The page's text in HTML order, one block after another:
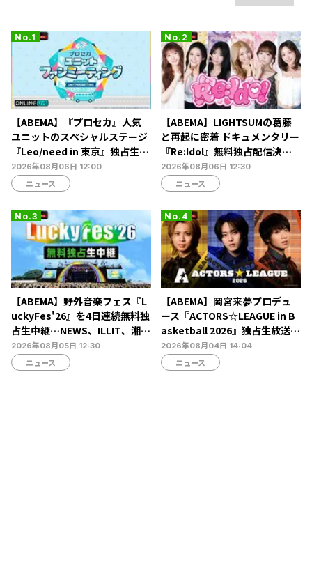
【ABEMA】『プロセカ』人気
ユニットのスペシャルステージ
『Leo/need in 東京』独占生放
送決定…ショートライブや生ア
フレコも
2026年08月06日 12:00
ニュース
【ABEMA】LIGHTSUMの葛藤
と再起に密着 ドキュメンタリー
『Re:Idol』無料独占配信決
定…デビュー6年目の壁と2年間
の空白期に迫る
2026年08月06日 12:30
ニュース
【ABEMA】野外音楽フェス『L
uckyFes'26』を4日連続無料独
占生中継…NEWS、ILLIT、湘南
乃風ら60組以上が集結
2026年08月05日 12:30
ニュース
【ABEMA】岡宮来夢プロデュ
ース『ACTORS☆LEAGUE in B
asketball 2026』独占生放送決
定…北村諒、糸川耀士郎、長妻
怜央らが出演
2026年08月04日 14:04
ニュース